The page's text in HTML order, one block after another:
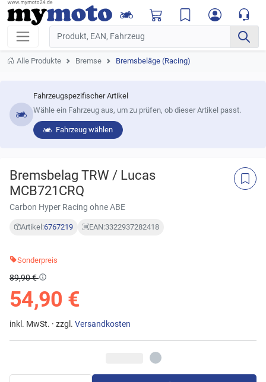
Alle Produkte Bremse Bremsbeläge (Racing)
Fahrzeugspezifischer Artikel
Wähle ein Fahrzeug aus, um zu prüfen, ob dieser Artikel passt.
Fahrzeug wählen
Bremsbelag TRW / Lucas
MCB721CRQ
Carbon Hyper Racing ohne ABE
Artikel:6767219 EAN:3322937282418
Sonderpreis
89,90 €
54,90 €
inkl. MwSt. · zzgl. Versandkosten